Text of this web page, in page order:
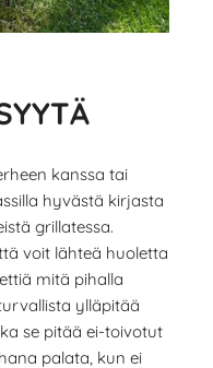
kanssa tai
hyvästä kirjasta
grillatessa.
voit lähteä huoletta
mitä pihalla
ylläpitää
se pitää ei-toivotut
palata, kun ei